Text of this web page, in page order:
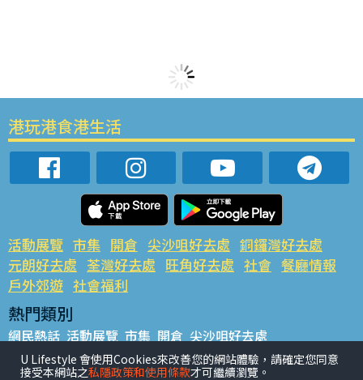
港玩港食港生活
活動展覽 市集 開倉 尖沙咀好去處 銅鑼灣好去處
元朗好去處 荃灣好去處 旺角好去處 社會 餐廳情報
戶外郊遊 社會福利
熱門類別
網民熱話 活動展覽 市集 開倉 尖沙咀好去處
銅鑼灣好去處 元朗好去處 荃灣好去處 旺角好去處 社會
餐廳情報 戶外郊遊
U Lifestyle 會使用Cookies來改善您的網站體驗，請確定您同意
接受本網站之私隱政策和使用條款才可繼續瀏覽。